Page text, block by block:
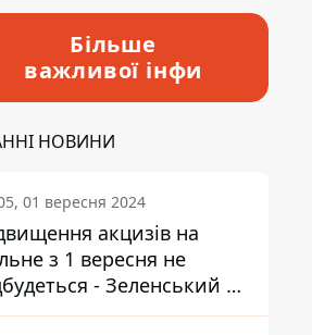
Більше
важливої інфи
НОВИНИ
01 вересня 2024
акцизів на
з 1 вересня не
- Зеленський не
закон